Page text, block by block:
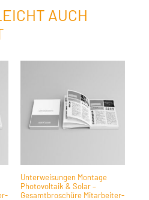
AUCH
Unterweisungen Montage
Photovoltaik & Solar –
Gesamtbroschüre Mitarbeiter-